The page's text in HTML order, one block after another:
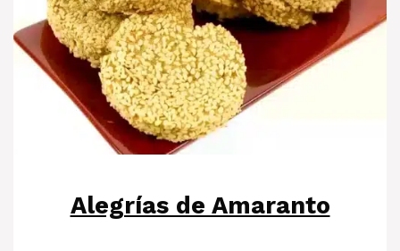
Alegrías de Amaranto